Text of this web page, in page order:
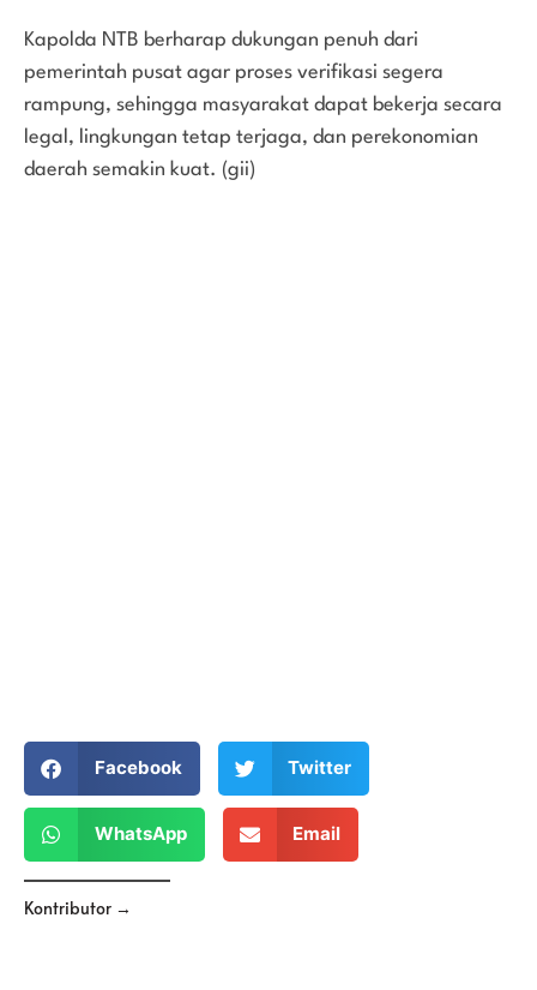
Kapolda NTB berharap dukungan penuh dari
pemerintah pusat agar proses verifikasi segera
rampung, sehingga masyarakat dapat bekerja secara
legal, lingkungan tetap terjaga, dan perekonomian
daerah semakin kuat. (gii)
Facebook Twitter
WhatsApp Email
Kontributor →